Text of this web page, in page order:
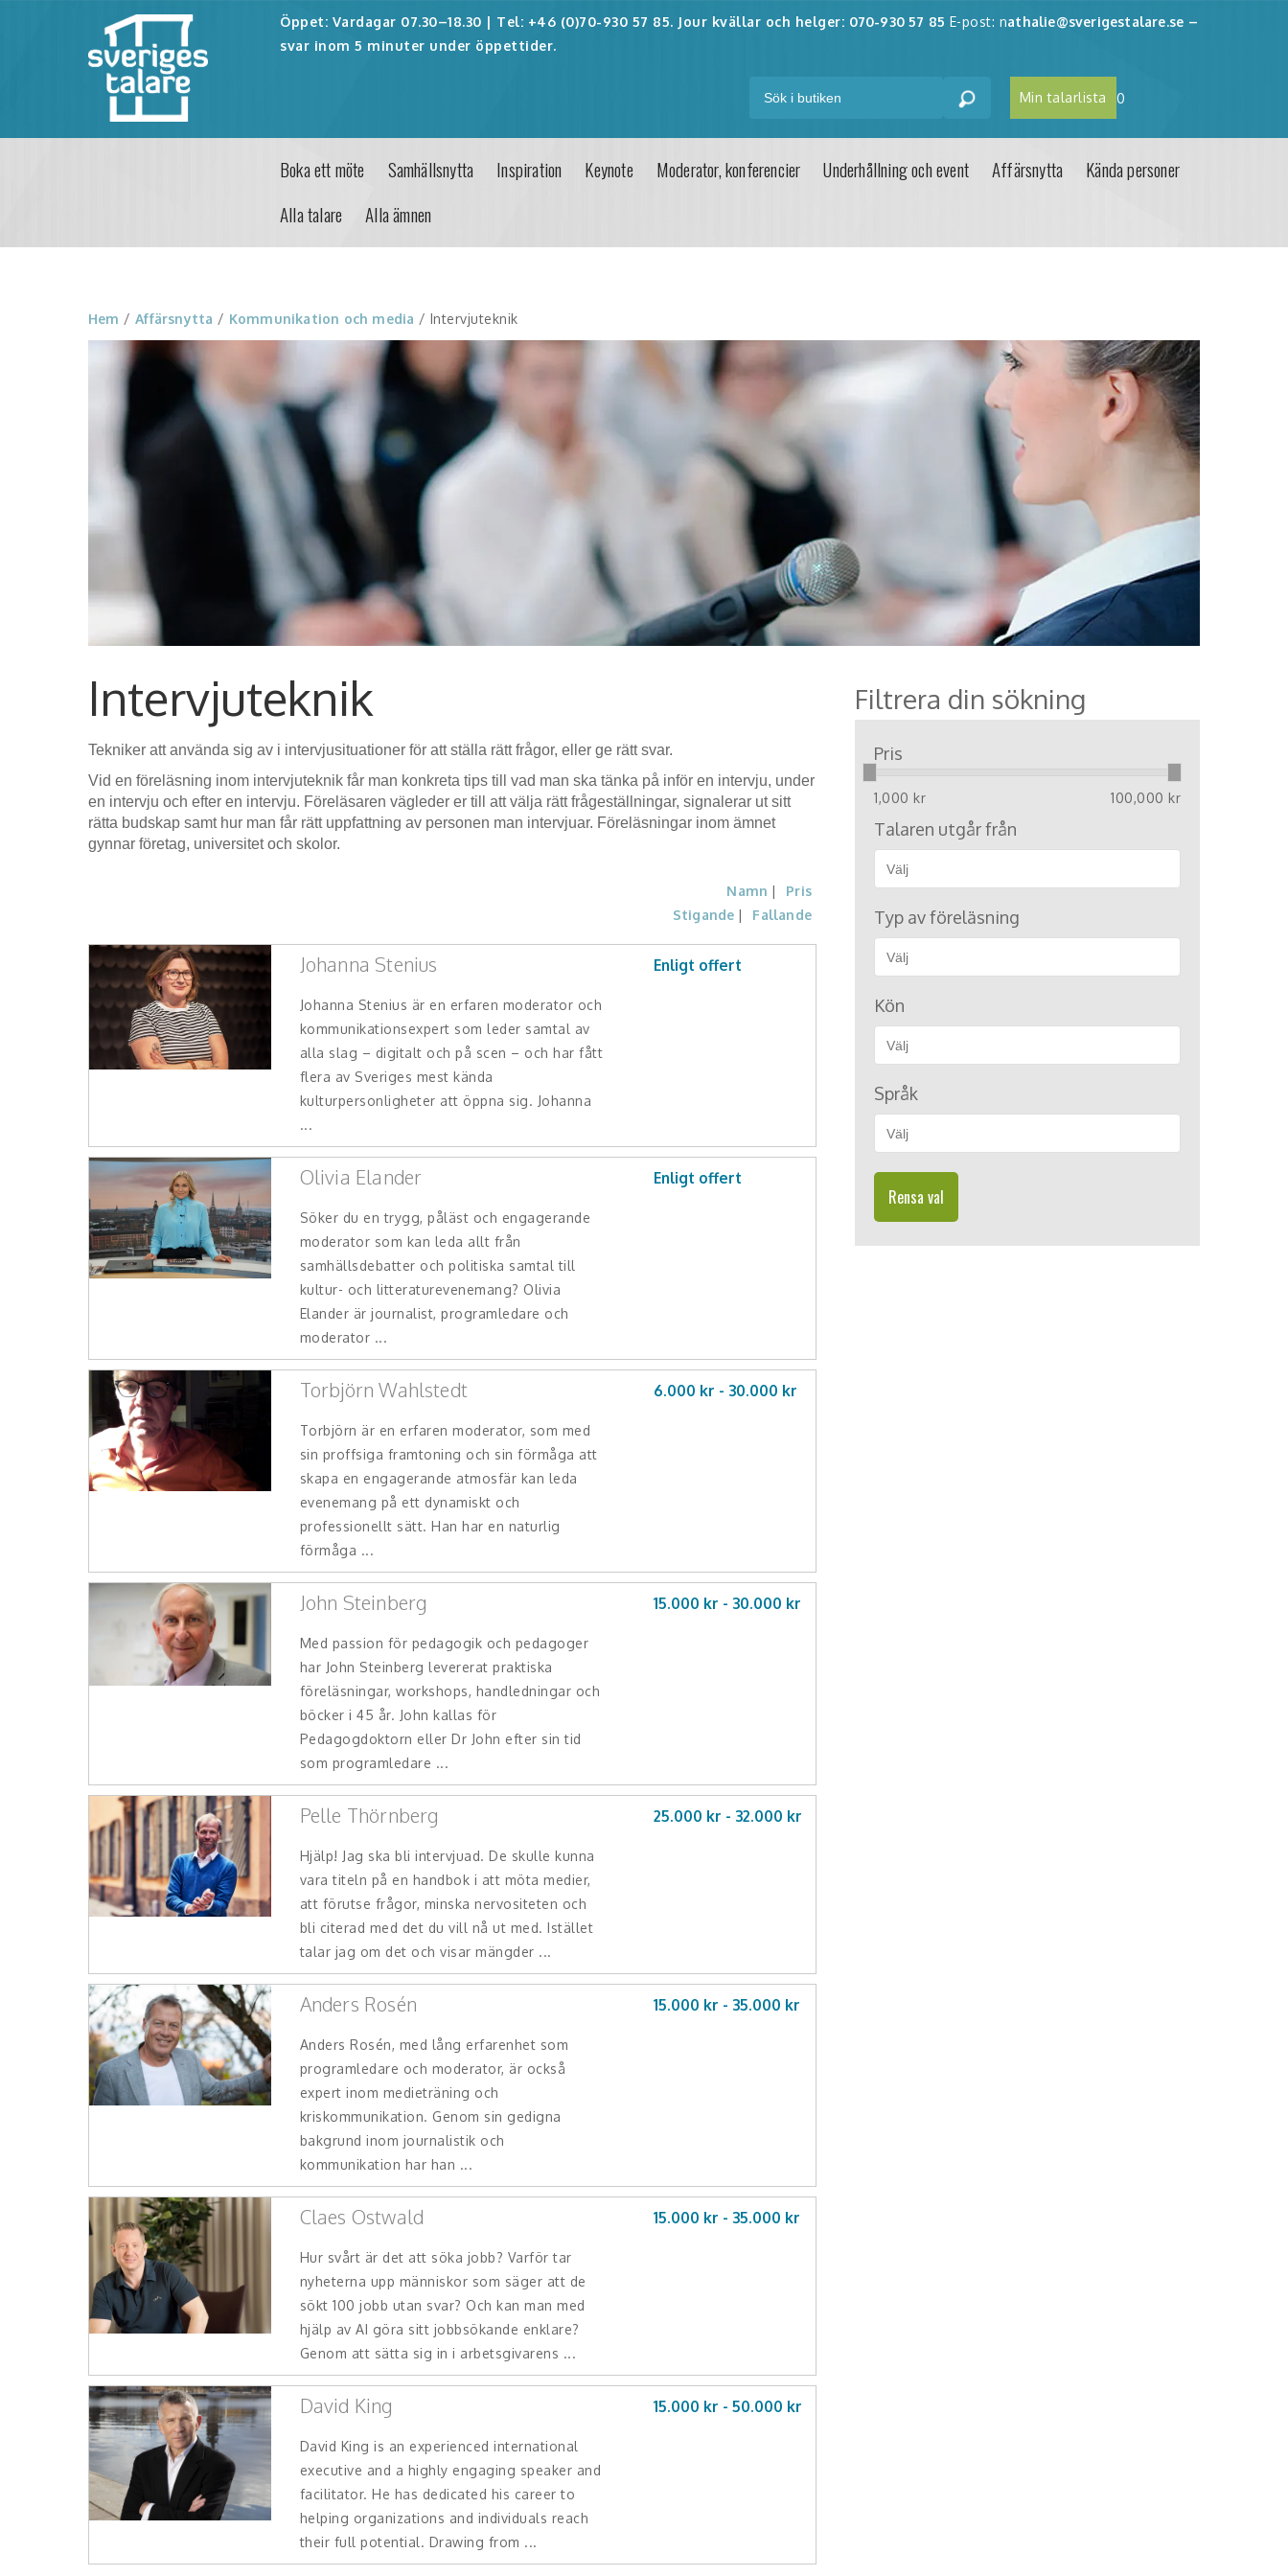
Öppet: Vardagar 07.30–18.30 | Tel: +46 (0)70-930 57 85. Jour kvällar och helger: 070-930 57 85 E-post: nathalie@sverigestalare.se –
svar inom 5 minuter under öppettider.
Min talarlista 0
Boka ett möte Samhällsnytta Inspiration Keynote Moderator, konferencier Underhållning och event Affärsnytta
Kända personer
Alla talare
Alla ämnen
Hem /Affärsnytta / Kommunikation och media / Intervjuteknik
Intervjuteknik
Tekniker att använda sig av i intervjusituationer för att ställa rätt frågor, eller ge rätt svar.
Vid en föreläsning inom intervjuteknik får man konkreta tips till vad man ska tänka på inför en intervju, under
en intervju och efter en intervju. Föreläsaren vägleder er till att välja rätt frågeställningar, signalerar ut sitt
rätta budskap samt hur man får rätt uppfattning av personen man intervjuar. Föreläsningar inom ämnet
gynnar företag, universitet och skolor.
Namn
Pris
Stigande
Fallande
Johanna Stenius
Johanna Stenius är en erfaren moderator och
kommunikationsexpert som leder samtal av
alla slag – digitalt och på scen – och har fått
flera av Sveriges mest kända
kulturpersonligheter att öppna sig. Johanna
...
Enligt offert
Olivia Elander
Söker du en trygg, påläst och engagerande
moderator som kan leda allt från
samhällsdebatter och politiska samtal till
kultur- och litteraturevenemang? Olivia
Elander är journalist, programledare och
moderator ...
Enligt offert
Torbjörn Wahlstedt
Torbjörn är en erfaren moderator, som med
sin proffsiga framtoning och sin förmåga att
skapa en engagerande atmosfär kan leda
evenemang på ett dynamiskt och
professionellt sätt. Han har en naturlig
förmåga ...
6.000 kr - 30.000 kr
John Steinberg
Med passion för pedagogik och pedagoger
har John Steinberg levererat praktiska
föreläsningar, workshops, handledningar och
böcker i 45 år. John kallas för
Pedagogdoktorn eller Dr John efter sin tid
som programledare ...
15.000 kr - 30.000 kr
Pelle Thörnberg
Hjälp! Jag ska bli intervjuad. De skulle kunna
vara titeln på en handbok i att möta medier,
att förutse frågor, minska nervositeten och
bli citerad med det du vill nå ut med. Istället
talar jag om det och visar mängder ...
25.000 kr - 32.000 kr
Anders Rosén
Anders Rosén, med lång erfarenhet som
programledare och moderator, är också
expert inom medieträning och
kriskommunikation. Genom sin gedigna
bakgrund inom journalistik och
kommunikation har han ...
15.000 kr - 35.000 kr
Claes Ostwald
Hur svårt är det att söka jobb? Varför tar
nyheterna upp människor som säger att de
sökt 100 jobb utan svar? Och kan man med
hjälp av AI göra sitt jobbsökande enklare?
Genom att sätta sig in i arbetsgivarens ...
15.000 kr - 35.000 kr
David King
David King is an experienced international
executive and a highly engaging speaker and
facilitator. He has dedicated his career to
helping organizations and individuals reach
their full potential. Drawing from ...
15.000 kr - 50.000 kr
Filtrera din sökning
Pris
1,000 kr 100,000 kr
Talaren utgår från
Typ av föreläsning
Kön
Språk
Rensa val